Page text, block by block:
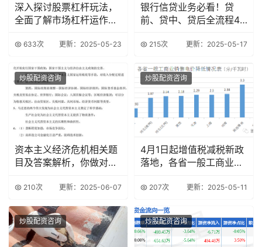
深入探讨股票杠杆玩法，
全面了解市场杠杆运作机
633次 更新：2025-05-23
银行信贷业务必看！贷
前、贷中、贷后全流程47
215次 更新：2025-05-17
炒股配资咨询
资本主义经济危机相关题
目及答案解析，你做对了
210次 更新：2025-06-07
炒股配资咨询
4月1日起增值税减税新政
落地，各省一般工商业销
207次 更新：2025-05-11
炒股配资咨询 炒股配资咨询